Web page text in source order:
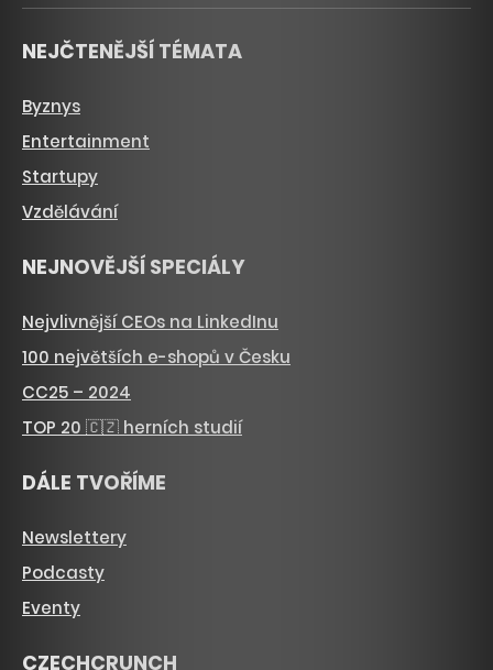
NEJČTENĚJŠÍ TÉMATA
Byznys
Entertainment
Startupy
Vzdělávání
NEJNOVĚJŠÍ SPECIÁLY
Nejvlivnější CEOs na LinkedInu
100 největších e-shopů v Česku
CC25 – 2024
TOP 20 🇨🇿 herních studií
DÁLE TVOŘÍME
Newslettery
Podcasty
Eventy
CZECHCRUNCH